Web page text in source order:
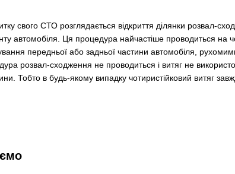
свого СТО розглядається відкриття ділянки розвал-
автомобіля. Ця процедура найчастіше проводиться на
передньої або задньої частини автомобіля,
розвал-сходження не проводиться і витяг не
Тобто в будь-якому випадку чотиристійковий витяг